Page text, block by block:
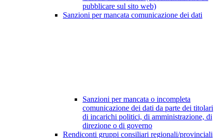
pubblicare sul sito web)
Sanzioni per mancata comunicazione dei dati
Sanzioni per mancata o incompleta
comunicazione dei dati da parte dei titolari
di incarichi politici, di amministrazione, di
direzione o di governo
Rendiconti gruppi consiliari regionali/provinciali